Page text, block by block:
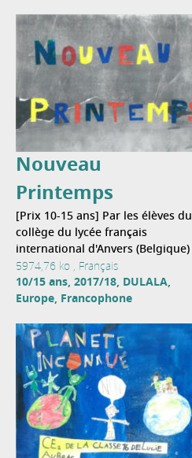
Nouveau
Printemps
[Prix 10-15 ans] Par les élèves du
collège du lycée français
international d'Anvers (Belgique)
5974,76 ko , Français
10/15 ans, 2017/18, DULALA,
Europe, Francophone